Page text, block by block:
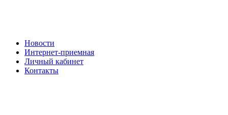
Новости
Интернет-приемная
Личный кабинет
Контакты